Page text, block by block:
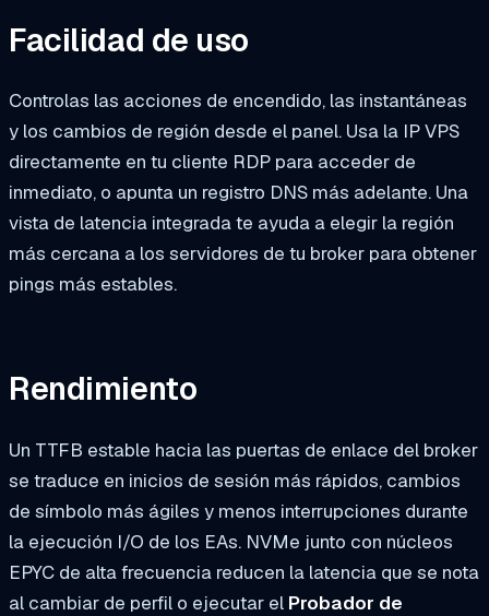
Facilidad de uso
Controlas las acciones de encendido, las instantáneas
y los cambios de región desde el panel. Usa la IP VPS
directamente en tu cliente RDP para acceder de
inmediato, o apunta un registro DNS más adelante. Una
vista de latencia integrada te ayuda a elegir la región
más cercana a los servidores de tu broker para obtener
pings más estables.
Rendimiento
Un TTFB estable hacia las puertas de enlace del broker
se traduce en inicios de sesión más rápidos, cambios
de símbolo más ágiles y menos interrupciones durante
la ejecución I/O de los EAs. NVMe junto con núcleos
EPYC de alta frecuencia reducen la latencia que se nota
al cambiar de perfil o ejecutar el Probador de